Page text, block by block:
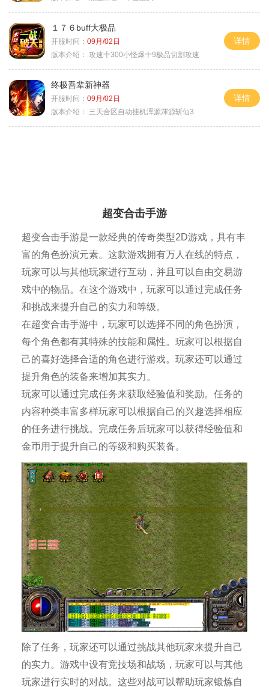
１７６buff大极品
开服时间： 09月/02日
版本介绍： 攻速十300小怪爆十9极品切割攻速
详情
终极吾辈新神器
开服时间： 09月/02日
版本介绍：
三天合区自动挂机浑源渾源斩仙3
详情
超变合击手游
超变合击手游是一款经典的传奇类型2D游戏，具有丰
富的角色扮演元素。这款游戏拥有万人在线的特点，
玩家可以与其他玩家进行互动，并且可以自由交易游
戏中的物品。在这个游戏中，玩家可以通过完成任务
和挑战来提升自己的实力和等级。
在超变合击手游中，玩家可以选择不同的角色扮演，
每个角色都有其特殊的技能和属性。玩家可以根据自
己的喜好选择合适的角色进行游戏。玩家还可以通过
提升角色的装备来增加其实力。
玩家可以通过完成任务来获取经验值和奖励。任务的
内容种类丰富多样玩家可以根据自己的兴趣选择相应
的任务进行挑战。完成任务后玩家可以获得经验值和
金币用于提升自己的等级和购买装备。
除了任务，玩家还可以通过挑战其他玩家来提升自己
的实力。游戏中设有竞技场和战场，玩家可以与其他
玩家进行实时的对战。这些对战可以帮助玩家锻炼自